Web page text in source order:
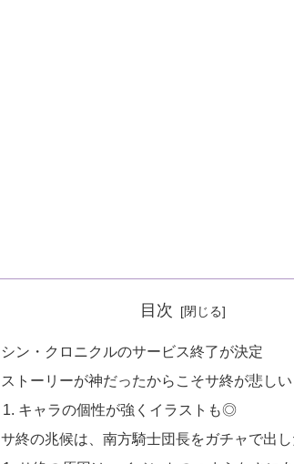
目次
シン・クロニクルのサービス終了が決定
ストーリーが神だったからこそサ終が悲しい
キャラの個性が強くイラストも◎
サ終の兆候は、南方騎士団長をガチャで出